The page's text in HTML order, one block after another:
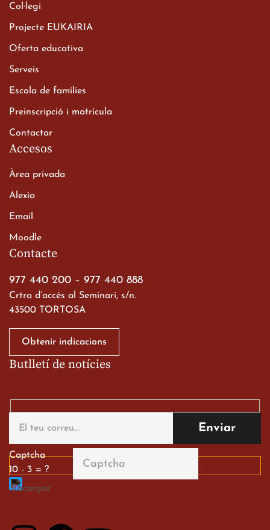
Xerrada del Sr. Bisbe als
Batxillerat
a les ciutats imperials
alumnes al Tortosa
English Festival
13 de març de 2026
Contacte
977 440 200 – 977 440 888
Crtra d’accés al Seminari, s/n.
43500 TORTOSA
Obtenir indicacions
Col·legi
Projecte EUKAIRIA
Oferta educativa
Serveis
Escola de famílies
Preinscripció i matrícula
Contactar
Accesos
Àrea privada
Alexia
Email
Moodle
Butlletí de notícies
Captcha
10 - 3 = ?